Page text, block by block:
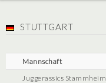
STUTTGART
Mannschaft
Juggerassics Stammheim